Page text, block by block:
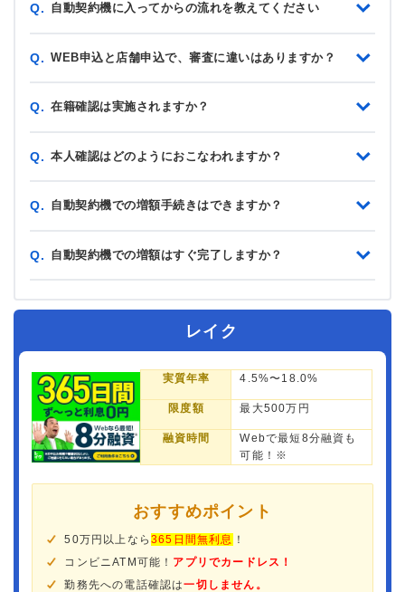
Q. 自動契約機に入ってからの流れを教えてください
Q. WEB申込と店舗申込で、審査に違いはありますか？
Q. 在籍確認は実施されますか？
Q. 本人確認はどのようにおこなわれますか？
Q. 自動契約機での増額手続きはできますか？
Q. 自動契約機での増額はすぐ完了しますか？
レイク
実質年率 4.5%〜18.0%
限度額 最大500万円
融資時間
Webで最短8分融資も
可能！※
おすすめポイント
50万円以上なら365日間無利息
！
コンビニATM可能！ アプリでカードレス！
勤務先への電話確認は一切しません。